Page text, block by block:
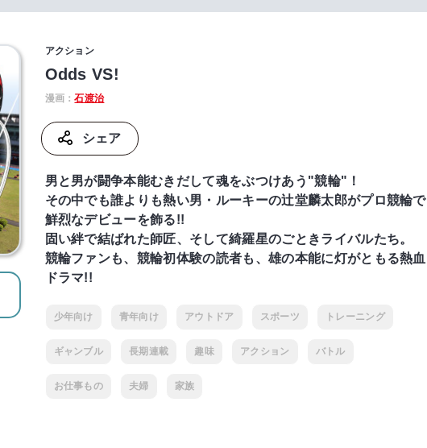
アクション
Odds VS!
漫画：石渡治
シェア
男と男が闘争本能むきだして魂をぶつけあう"競輪"！
その中でも誰よりも熱い男・ルーキーの辻堂麟太郎がプロ競輪で
鮮烈なデビューを飾る!!
固い絆で結ばれた師匠、そして綺羅星のごときライバルたち。
競輪ファンも、競輪初体験の読者も、雄の本能に灯がともる熱血
ドラマ!!
少年向け 青年向け アウトドア スポーツ トレーニング
ギャンブル 長期連載 趣味 アクション バトル
お仕事もの 夫婦 家族